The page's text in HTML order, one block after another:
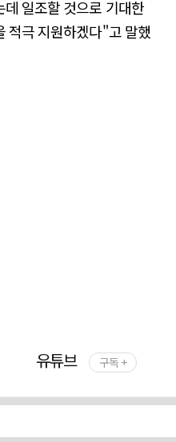
일조할 것으로 기대한
적극 지원하겠다"고 말했
유튜브 구독 +